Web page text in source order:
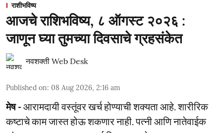
राशीभविष्य
आजचे राशिभविष्य, ८ ऑगस्ट २०२६ :
जाणून घ्या तुमच्या दिवसाचे ग्रहसंकेत
नवशक्ती Web Desk
Published on: 08 Aug 2026, 2:16 am
मेष -आरामदायी वस्तूंवर खर्च होण्याची शक्यता आहे. शारीरिक
कष्टाचे काम जास्त होऊ शकणार नाही. पत्नी आणि नातेवाईक